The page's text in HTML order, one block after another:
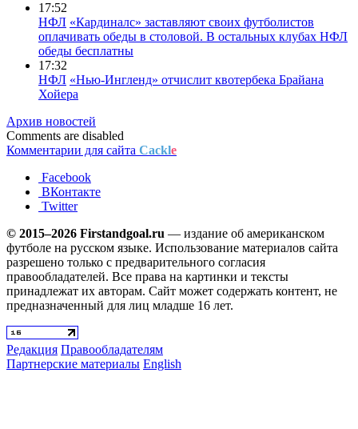
17:52
НФЛ «Кардиналс» заставляют своих футболистов
оплачивать обеды в столовой. В остальных клубах НФЛ
обеды бесплатны
17:32
НФЛ «Нью-Ингленд» отчислит квотербека Брайана
Хойера
Архив новостей
Comments are disabled
Комментарии для сайта Cackle
Facebook
ВКонтакте
Twitter
© 2015–2026 Firstandgoal.ru — издание об американском
футболе на русском языке. Использование материалов cайта
разрешено только с предварительного согласия
правообладателей. Все права на картинки и тексты
принадлежат их авторам. Сайт может содержать контент, не
предназначенный для лиц младше 16 лет.
Редакция Правообладателям
Партнерские материалы English